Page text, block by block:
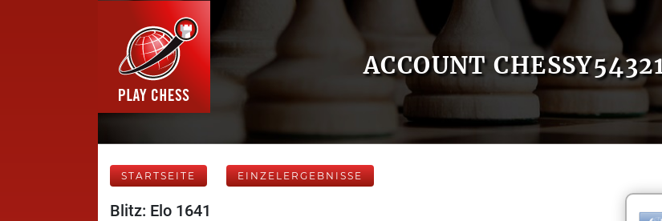
ACCOUNT
STARTSEITE EINZELERGEBNISSE
Blitz: Elo 1641